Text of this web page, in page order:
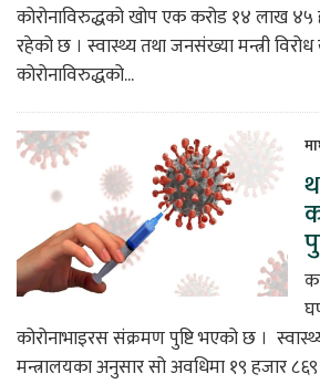
कोरोनाविरुद्धको खोप एक करोड १४ लाख ४५
रहेको छ । स्वास्थ्य तथा जनसंख्या मन्त्री
कोरोनाविरुद्धको...
कोरोनाभाइरस संक्रमण पुष्टि भएको छ ।
मन्त्रालयका अनुसार सो अवधिमा १९ हजार